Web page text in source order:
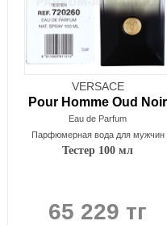
VERSACE
Pour Homme Oud Noir
Eau de Parfum
Парфюмерная вода для мужчин
Тестер 100 мл
65 229 тг